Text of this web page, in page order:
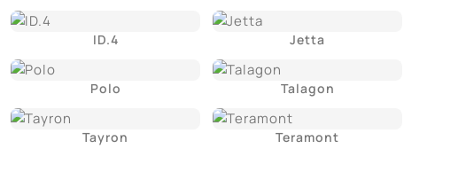
ID.4 Jetta
Polo Talagon
Tayron Teramont